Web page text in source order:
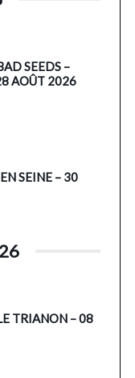
SEEDS –
AOÛT 2026
SEINE – 30
TRIANON – 08